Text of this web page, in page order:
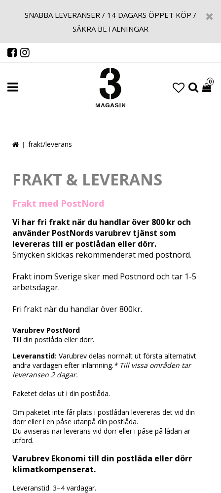
SNABBA LEVERANSER / 14 DAGARS ÖPPET KÖP /
SÄKRA BETALNINGAR
0
frakt/leverans
FRAKT & LEVERANS
Frakt med PostNord
Vi har fri frakt när du handlar över 800 kr och
använder PostNords varubrev tjänst som
levereras till er postlådan eller dörr.
Smycken skickas rekommenderat med postnord.
Frakt inom Sverige sker med Postnord och tar 1-5
arbetsdagar.
Fri frakt när du handlar över 800kr.
Varubrev PostNord
Till din postlåda eller dörr.
Leveranstid: Varubrev delas normalt ut första alternativt
andra vardagen efter inlämning.* Till vissa områden tar
leveransen 2 dagar.
Paketet delas ut i din postlåda.
Om paketet inte får plats i postlådan levereras det vid din
dörr eller i en påse utanpå din postlåda.
Du aviseras när leverans vid dörr eller i påse på lådan är
utförd.
Varubrev Ekonomi till din postlåda eller dörr
klimatkompenserat.
Leveranstid: 3–4 vardagar.